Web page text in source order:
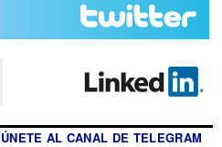
ÚNETE AL CANAL DE TELEGRAM